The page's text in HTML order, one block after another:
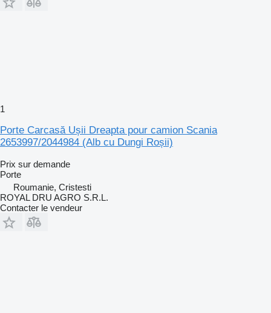
1
Porte Carcasă Ușii Dreapta pour camion Scania
2653997/2044984 (Alb cu Dungi Roșii)
Prix sur demande
Porte
Roumanie, Cristesti
ROYAL DRU AGRO S.R.L.
Contacter le vendeur